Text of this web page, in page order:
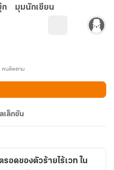
ก มุมนักเขียน
คนติดตาม
เล็กชัน
รอดของตัวร้ายไร้เวท ใน